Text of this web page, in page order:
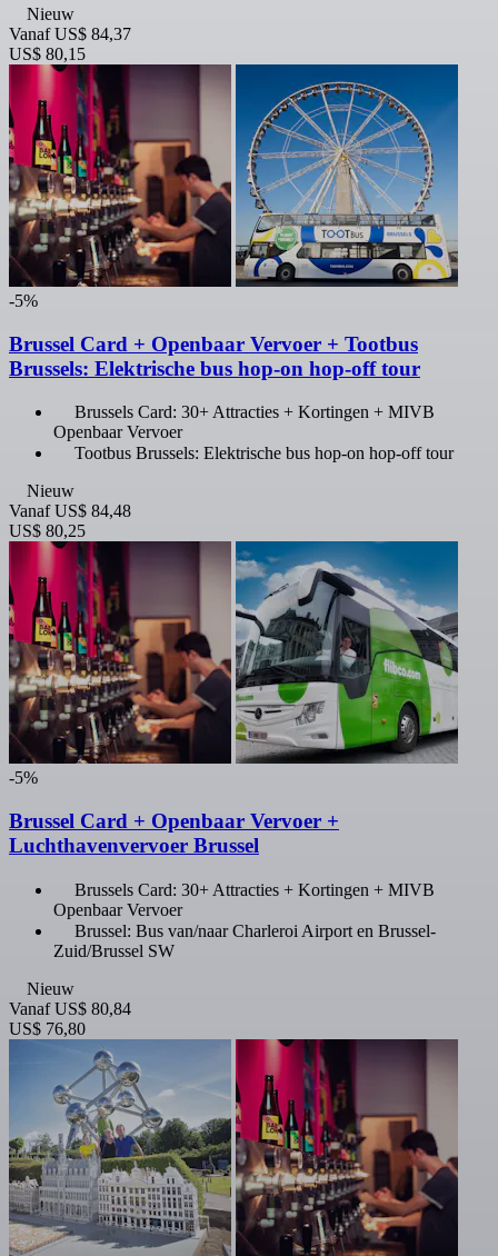
Nieuw
Vanaf US$ 84,37
US$ 80,15
-5%
Brussel Card + Openbaar Vervoer + Tootbus
Brussels: Elektrische bus hop-on hop-off tour
Brussels Card: 30+ Attracties + Kortingen + MIVB
Openbaar Vervoer
Tootbus Brussels: Elektrische bus hop-on hop-off tour
Nieuw
Vanaf US$ 84,48
US$ 80,25
-5%
Brussel Card + Openbaar Vervoer +
Luchthavenvervoer Brussel
Brussels Card: 30+ Attracties + Kortingen + MIVB
Openbaar Vervoer
Brussel: Bus van/naar Charleroi Airport en Brussel-
Zuid/Brussel SW
Nieuw
Vanaf US$ 80,84
US$ 76,80